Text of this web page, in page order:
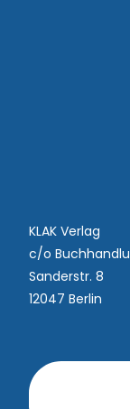
KLAK Verlag
c/o
Sanderstr. 8
12047 Berlin